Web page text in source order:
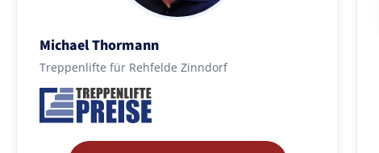
Michael Thormann
Treppenlifte für Rehfelde Zinndorf